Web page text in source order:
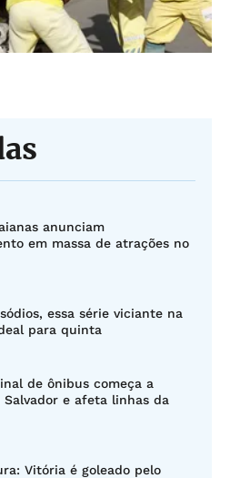
anunciam
em massa de atrações no
essa série viciante na
para quinta
de ônibus começa a
Salvador e afeta linhas da
Vitória é goleado pelo